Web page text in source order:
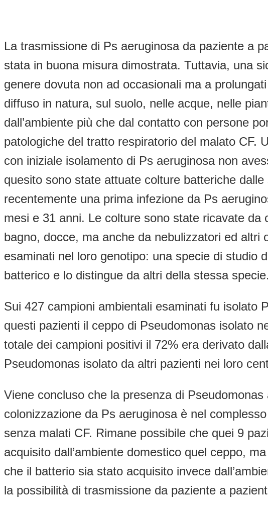
La trasmissione di Ps aeruginosa da paziente a
stata in buona misura dimostrata. Tuttavia, una
genere dovuta non ad occasionali ma a
diffuso in natura, sul suolo, nelle acque, nelle
dall’ambiente più che dal contatto con persone
patologiche del tratto respiratorio del malato CF.
con iniziale isolamento di Ps aeruginosa non
quesito sono state attuate colture batteriche
recentemente una prima infezione da Ps
mesi e 31 anni. Le colture sono state ricavate
bagno, docce, ma anche da nebulizzatori ed
esaminati nel loro genotipo: una specie di studio
batterico e lo distingue da altri della stessa specie.
Sui 427 campioni ambientali esaminati fu isolato
questi pazienti il ceppo di Pseudomonas isolato
totale dei campioni positivi il 72% era derivato
Pseudomonas isolato da altri pazienti nei loro
Viene concluso che la presenza di
colonizzazione da Ps aeruginosa è nel
senza malati CF. Rimane possibile che quei 9
acquisito dall’ambiente domestico quel ceppo,
che il batterio sia stato acquisito invece
la possibilità di trasmissione da paziente a